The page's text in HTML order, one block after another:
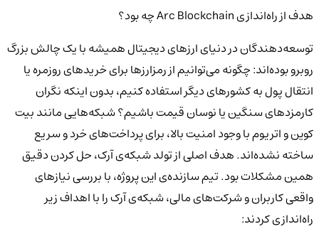
هدف از راه‌اندازی Arc Blockchain چه بود؟
توسعه‌دهندگان در دنیای ارزهای دیجیتال همیشه با یک چالش بزرگ
روبرو بوده‌اند: چگونه می‌توانیم از رمزارزها برای خریدهای روزمره یا
انتقال پول به کشورهای دیگر استفاده کنیم، بدون اینکه نگران
کارمزدهای سنگین یا نوسان قیمت باشیم؟ شبکه‌هایی مانند بیت
کوین و اتریوم با وجود امنیت بالا، برای پرداخت‌های خرد و سریع
ساخته نشده‌اند. هدف اصلی از تولد شبکه‌ی آرک، حل کردن دقیق
همین مشکلات بود. تیم سازنده‌ی این پروژه، با بررسی نیازهای
واقعی کاربران و شرکت‌های مالی، شبکه‌ی آرک را با اهداف زیر
راه‌اندازی کردند: